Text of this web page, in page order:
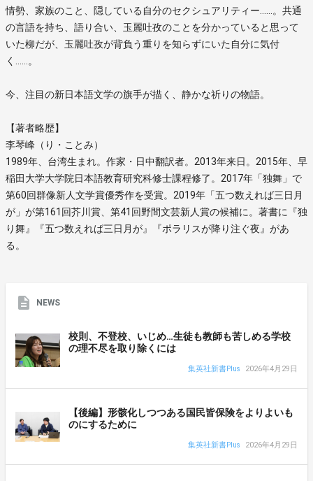
情勢、家族のこと、隠している自分のセクシュアリティー……。共通
の言語を持ち、語り合い、玉麗吐孜のことを分かっていると思って
いた柳だが、玉麗吐孜が背負う重りを知らずにいた自分に気付
く……。
今、注目の新日本語文学の旗手が描く、静かな祈りの物語。
【著者略歴】
李琴峰（り・ことみ）
1989年、台湾生まれ。作家・日中翻訳者。2013年来日。2015年、早
稲田大学大学院日本語教育研究科修士課程修了。2017年「独舞」で
第60回群像新人文学賞優秀作を受賞。2019年「五つ数えれば三日月
が」が第161回芥川賞、第41回野間文芸新人賞の候補に。著書に『独
り舞』『五つ数えれば三日月が』『ポラリスが降り注ぐ夜』があ
る。
NEWS
校則、不登校、いじめ…生徒も教師も苦しめる学校
の理不尽を取り除くには
集英社新書Plus 2026年4月29日
【後編】形骸化しつつある国民皆保険をよりよいも
のにするために
集英社新書Plus 2026年4月29日